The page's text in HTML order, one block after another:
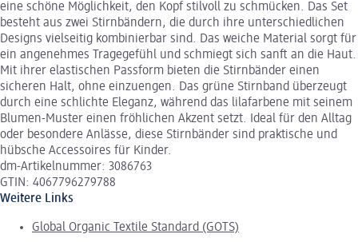
eine schöne Möglichkeit, den Kopf stilvoll zu schmücken. Das Set
besteht aus zwei Stirnbändern, die durch ihre unterschiedlichen
Designs vielseitig kombinierbar sind. Das weiche Material sorgt für
ein angenehmes Tragegefühl und schmiegt sich sanft an die Haut.
Mit ihrer elastischen Passform bieten die Stirnbänder einen
sicheren Halt, ohne einzuengen. Das grüne Stirnband überzeugt
durch eine schlichte Eleganz, während das lilafarbene mit seinem
Blumen-Muster einen fröhlichen Akzent setzt. Ideal für den Alltag
oder besondere Anlässe, diese Stirnbänder sind praktische und
hübsche Accessoires für Kinder.
dm-Artikelnummer: 3086763
GTIN: 4067796279788
Weitere Links
Global Organic Textile Standard (GOTS)